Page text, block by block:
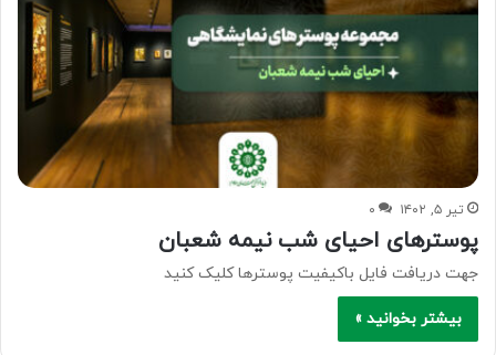
تیر ۵, ۱۴۰۲ ۰
پوسترهای احیای شب نیمه شعبان
جهت دریافت فایل باکیفیت پوسترها کلیک کنید
بیشتر بخوانید »